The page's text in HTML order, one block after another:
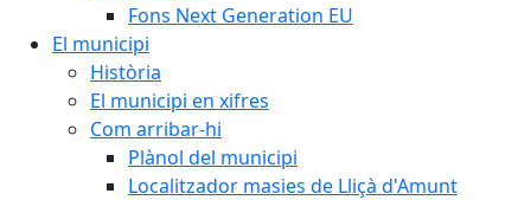
Fons Next Generation EU
El municipi
Història
El municipi en xifres
Com arribar-hi
Plànol del municipi
Localitzador masies de Lliçà d'Amunt